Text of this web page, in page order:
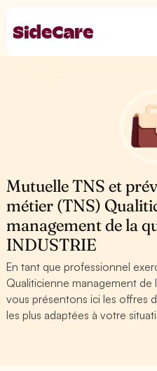
Mutuelle TNS et
métier (TNS)
management de la
INDUSTRIE
En tant que professionnel
Qualiticienne management de
vous présentons ici les offres
les plus adaptées à votre